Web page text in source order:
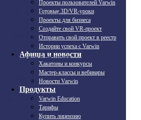
Проекты пользователей Varwin
Готовые 3D/VR-уроки
Проекты для бизнеса
Создайте свой VR-проект
Отправить свой проект в реестр
Истории успеха с Varwin
Афиша и новости
Хакатоны и конкурсы
Мастер-классы и вебинары
Новости Varwin
Продукты
Varwin Education
Тарифы
Купить лицензию
Афиша и новости
Продукты
Обучение и методика
Скачать
Контакты